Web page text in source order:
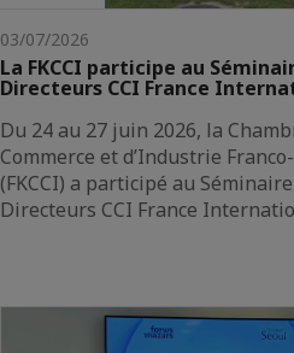
03/07/2026
La FKCCI participe au
Directeurs CCI France
Du 24 au 27 juin 2026, la
Commerce et d’Industrie
(FKCCI) a participé au
Directeurs CCI France